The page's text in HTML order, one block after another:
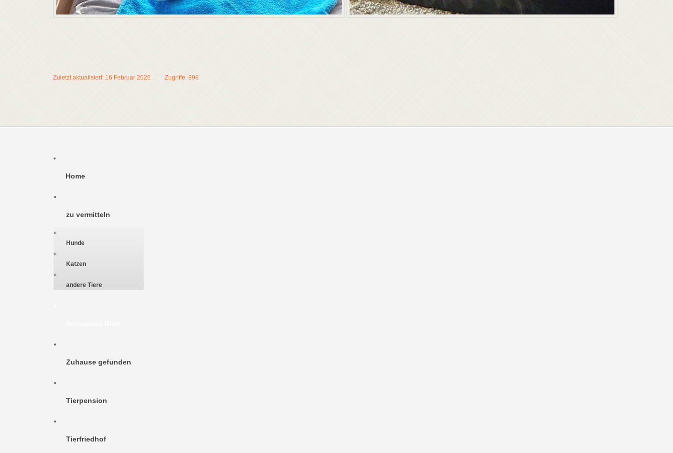
Zuletzt aktualisiert: 16 Februar 2026 Zugriffe: 898
Home
zu vermitteln
Hunde
Katzen
andere Tiere
Zuhause gefunden
Tierpension
Tierfriedhof